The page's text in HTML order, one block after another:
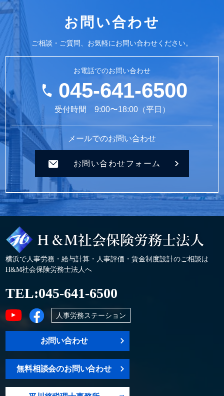
お問い合わせ
ご相談・ご質問、お気軽にお問い合わせください。
お電話でのお問い合わせ
045-641-6500
受付時間 9:00〜18:00（平日）
メールでのお問い合わせ
お問い合わせフォーム
横浜で人事労務・給与計算・人事評価・賃金制度設計のご相談は
H&M社会保険労務士法人へ
TEL:045-641-6500
人事労務ステーション
お問い合わせ
無料相談会のお問い合わせ